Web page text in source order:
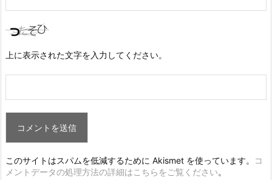
上に表示された文字を入力してください。
このサイトはスパムを低減するために Akismet を使っています。
コ
メントデータの処理方法の詳細はこちらをご覧ください。